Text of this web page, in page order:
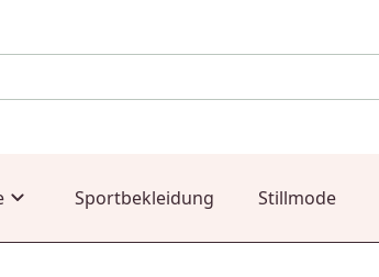
Sportbekleidung Stillmode